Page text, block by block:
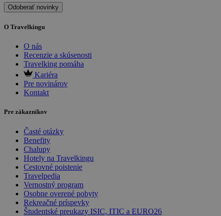
Odoberať novinky
O Travelkingu
O nás
Recenzie a skúsenosti
Travelking pomáha
Kariéra
Pre novinárov
Kontakt
Pre zákazníkov
Časté otázky
Benefity
Chalupy
Hotely na Travelkingu
Cestovné poistenie
Travelpedia
Vernostný program
Osobne overené pobyty
Rekreačné príspevky
Študentské preukazy ISIC, ITIC a EURO26